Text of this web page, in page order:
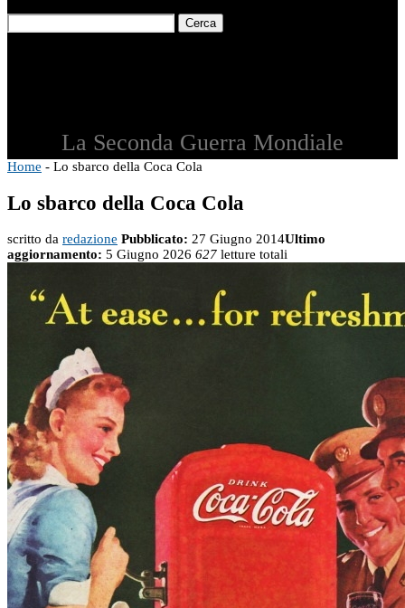
Cerca
La Seconda Guerra Mondiale
Home - Lo sbarco della Coca Cola
Lo sbarco della Coca Cola
scritto da redazione Pubblicato: 27 Giugno 2014Ultimo
aggiornamento: 5 Giugno 2026 627 letture totali